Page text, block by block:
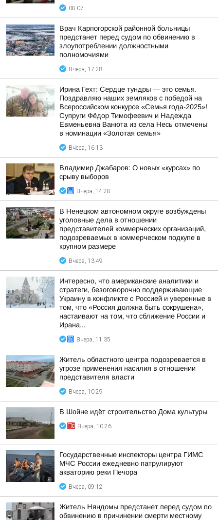
08:07
Врач Карпогорской районной больницы
предстанет перед судом по обвинению в
злоупотреблении должностными
полномочиями
Вчера, 17:28
Ирина Гехт: Сердце тундры — это семья.
Поздравляю наших земляков с победой на
Всероссийском конкурсе «Семья года-2025»!
Супруги Фёдор Тимофеевич и Надежда
Евменьевна Ванюта из села Несь отмечены
в номинации «Золотая семья»
Вчера, 16:13
Владимир Джабаров: О новых «курсах» по
срыву выборов
Вчера, 14:28
В Ненецком автономном округе возбуждены
уголовные дела в отношении
представителей коммерческих организаций,
подозреваемых в коммерческом подкупе в
крупном размере
Вчера, 13:49
Интересно, что американские аналитики и
стратеги, безоговорочно поддерживающие
Украину в конфликте с Россией и уверенные в
том, что «Россия должна быть сокрушена»,
настаивают на том, что сближение России и
Ирана...
Вчера, 11:35
Житель областного центра подозревается в
угрозе применения насилия в отношении
представителя власти
Вчера, 10:29
В Шойне идёт строительство Дома культуры
Вчера, 10:26
Государственные инспекторы центра ГИМС
МЧС России ежедневно патрулируют
акваторию реки Печора
Вчера, 09:12
Житель Няндомы предстанет перед судом по
обвинению в причинении смерти местному